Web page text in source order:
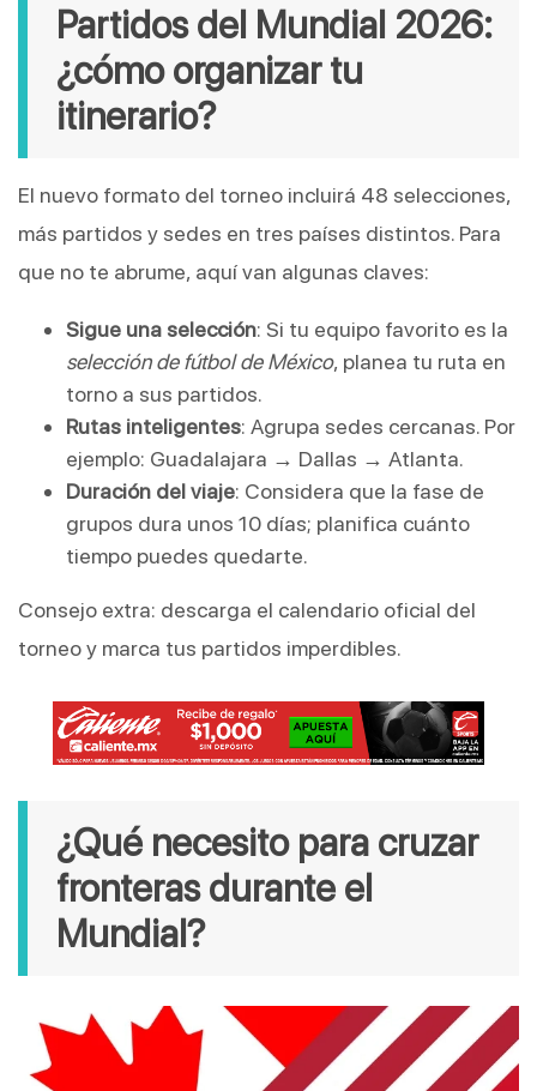
Partidos del Mundial 2026:
¿cómo organizar tu
itinerario?
El nuevo formato del torneo incluirá 48 selecciones,
más partidos y sedes en tres países distintos. Para
que no te abrume, aquí van algunas claves:
Sigue una selección: Si tu equipo favorito es la
selección de fútbol de México, planea tu ruta en
torno a sus partidos.
Rutas inteligentes: Agrupa sedes cercanas. Por
ejemplo: Guadalajara → Dallas → Atlanta.
Duración del viaje: Considera que la fase de
grupos dura unos 10 días; planifica cuánto
tiempo puedes quedarte.
Consejo extra: descarga el calendario oficial del
torneo y marca tus partidos imperdibles.
¿Qué necesito para cruzar
fronteras durante el
Mundial?